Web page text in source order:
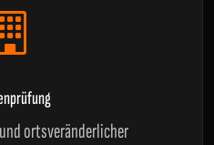
ortsveränderlicher